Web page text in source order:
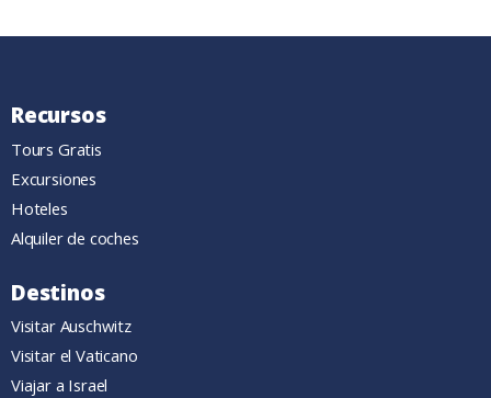
Recursos
Tours Gratis
Excursiones
Hoteles
Alquiler de coches
Destinos
Visitar Auschwitz
Visitar el Vaticano
Viajar a Israel